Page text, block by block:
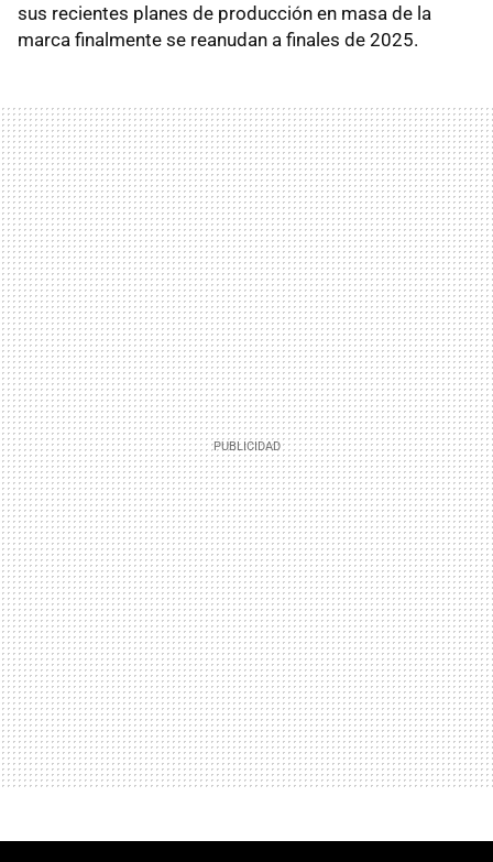
sus recientes planes de producción en masa de la
marca finalmente se reanudan a finales de 2025.